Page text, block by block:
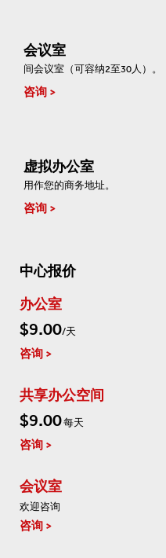
会议室
间会议室（可容纳2至30人）。
咨询
虚拟办公室
用作您的商务地址。
咨询
中心报价
办公室
$9.00/天
咨询
共享办公空间
$9.00每天
咨询
会议室
欢迎咨询
咨询